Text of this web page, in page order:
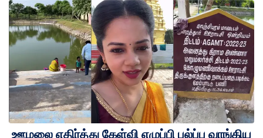
ஊழலை எதிர்த்து கேள்வி எழுப்பி பல்ப்பு வாங்கிய